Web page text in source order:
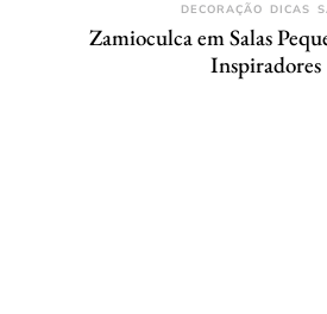
DECORAÇÃO DICAS
Zamioculca em Salas
Inspiradores